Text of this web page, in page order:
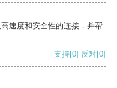
速度和安全性的连接，并帮
支持[0] 反对[0]